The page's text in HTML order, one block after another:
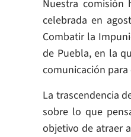
Nuestra comisión
celebrada en
Combatir la
de Puebla, en la
comunicación
La trascendencia
sobre lo que
objetivo de atraer